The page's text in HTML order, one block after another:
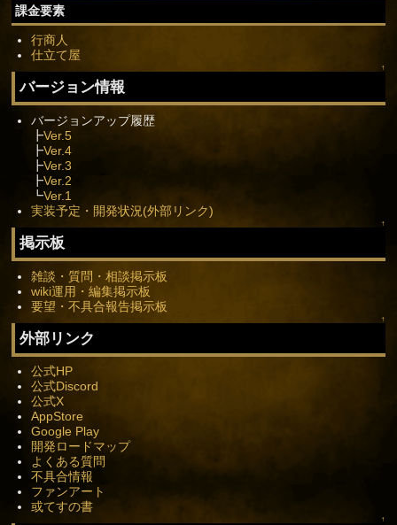
課金要素
行商人
仕立て屋
↑
バージョン情報
バージョンアップ履歴
┣Ver.5
┣Ver.4
┣Ver.3
┣Ver.2
┗Ver.1
実装予定・開発状況(外部リンク)
↑
掲示板
雑談・質問・相談掲示板
wiki運用・編集掲示板
要望・不具合報告掲示板
↑
外部リンク
公式HP
公式Discord
公式X
AppStore
Google Play
開発ロードマップ
よくある質問
不具合情報
ファンアート
或てすの書
↑